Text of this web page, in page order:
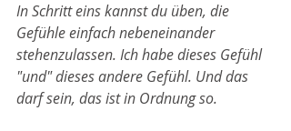
In Schritt eins kannst du üben, die
Gefühle einfach nebeneinander
stehenzulassen. Ich habe dieses Gefühl
"und" dieses andere Gefühl. Und das
darf sein, das ist in Ordnung so.